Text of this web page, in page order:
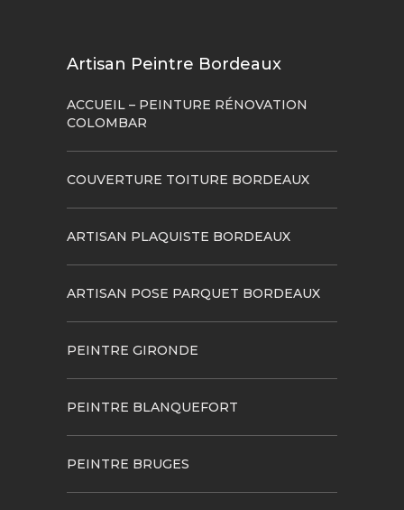
Artisan Peintre Bordeaux
ACCUEIL – PEINTURE RÉNOVATION
COLOMBAR
COUVERTURE TOITURE BORDEAUX
ARTISAN PLAQUISTE BORDEAUX
ARTISAN POSE PARQUET BORDEAUX
PEINTRE GIRONDE
PEINTRE BLANQUEFORT
PEINTRE BRUGES